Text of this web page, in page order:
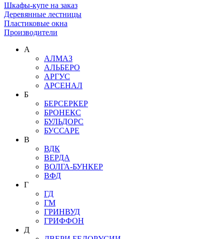
Шкафы-купе на заказ
Деревянные лестницы
Пластиковые окна
Производители
А
АЛМАЗ
АЛЬБЕРО
АРГУС
АРСЕНАЛ
Б
БЕРСЕРКЕР
БРОНЕКС
БУЛЬДОРС
БУССАРЕ
В
ВДК
ВЕРДА
ВОЛГА-БУНКЕР
ВФД
Г
ГД
ГМ
ГРИНВУД
ГРИФФОН
Д